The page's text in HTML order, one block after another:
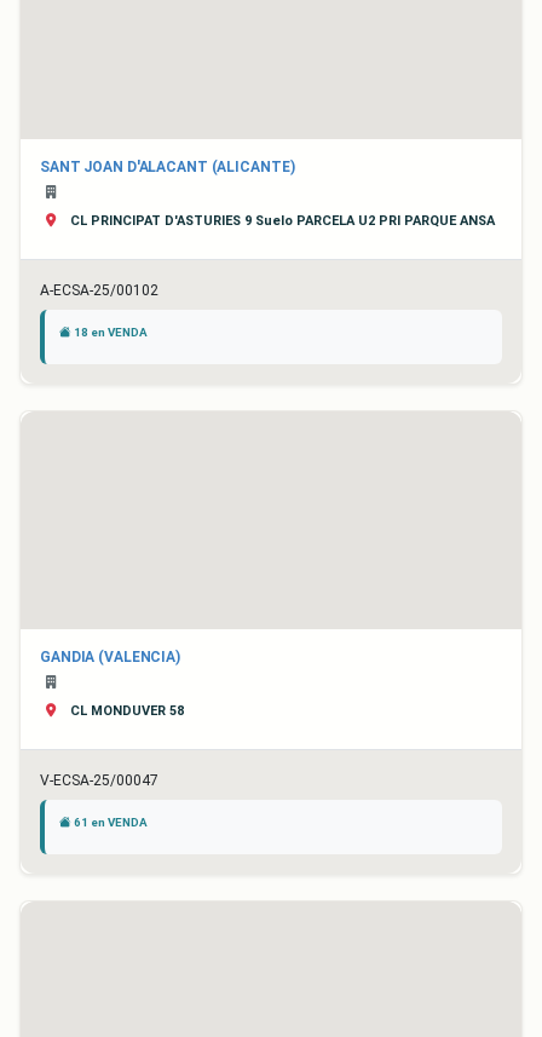
SANT JOAN D'ALACANT (ALICANTE)
CL PRINCIPAT D'ASTURIES 9 Suelo PARCELA U2 PRI PARQUE ANSA
A-ECSA-25/00102
18 en VENDA
GANDIA (VALENCIA)
CL MONDUVER 58
V-ECSA-25/00047
61 en VENDA